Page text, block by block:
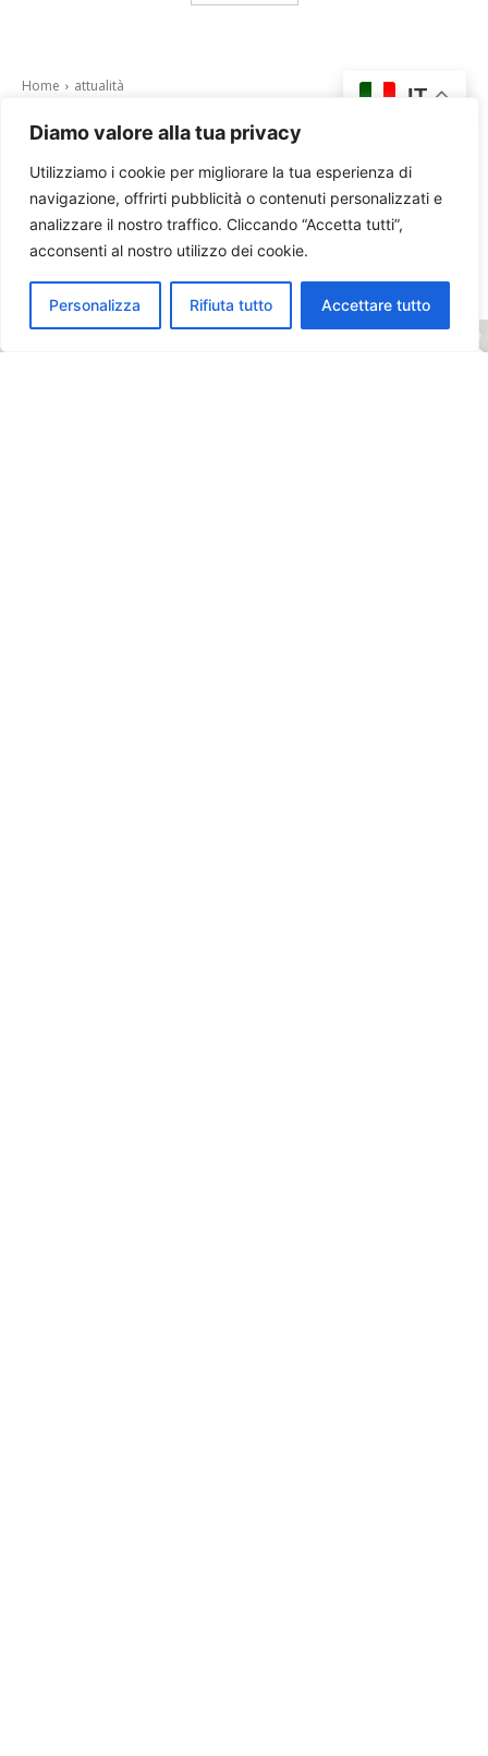
Diamo valore alla tua privacy
Utilizziamo i cookie per migliorare la tua esperienza di
navigazione, offrirti pubblicità o contenuti personalizzati e
analizzare il nostro traffico. Cliccando “Accetta tutti”,
acconsenti al nostro utilizzo dei cookie.
Personalizza Rifiuta tutto Accettare tutto